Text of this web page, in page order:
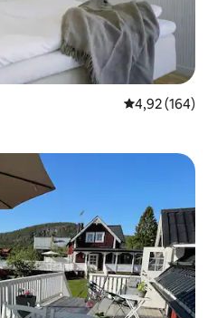
Vlerësimi
4,92 (164)
klientëve